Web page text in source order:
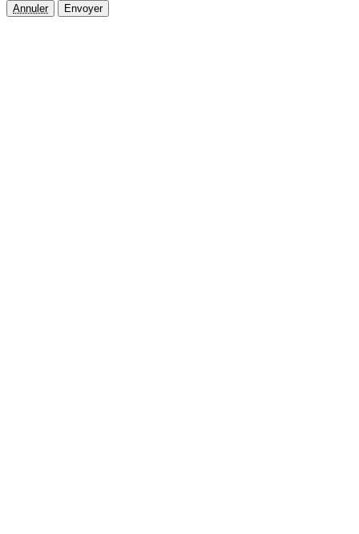
Annuler Envoyer